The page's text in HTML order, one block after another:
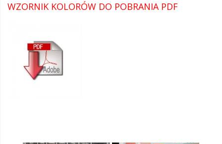
WZORNIK KOLORÓW DO POBRANIA PDF